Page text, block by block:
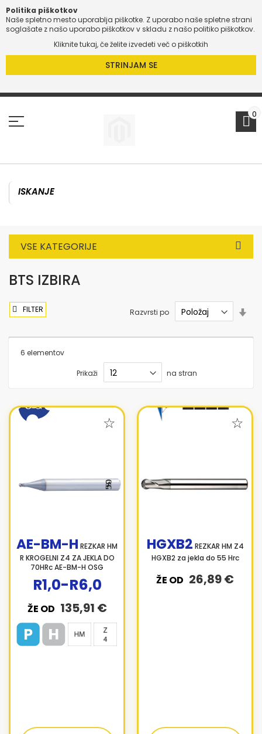
Politika piškotkov
Naše spletno mesto uporablja piškotke. Z uporabo naše spletne strani
soglašate z našo uporabo piškotkov v skladu z našo politiko piškotkov.
Kliknite tukaj, če želite izvedeti več o piškotkih
STRINJAM SE
Preskoči
0
VSE KATEGORIJE
BTS IZBIRA
6 elementov
Prikaži na stran
Razvrsti po
AE-BM-H REZKAR HM
R KROGELNI Z4 ZA JEKLA DO
70HRc AE-BM-H OSG
ŽE OD 135,91 €
R1,0-R6,0
HGXB2 REZKAR HM Z4
HGXB2 za jekla do 55 Hrc
ŽE OD 26,89 €
FILTER